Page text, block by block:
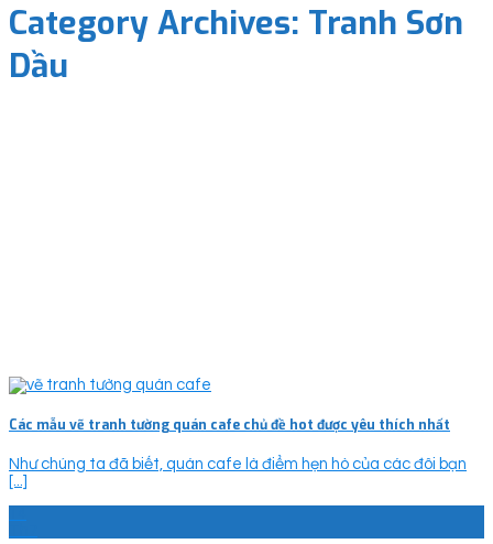
Category Archives: Tranh Sơn
Dầu
Các mẫu vẽ tranh tường quán cafe chủ đề hot được yêu thích nhất
Như chúng ta đã biết, quán cafe là điểm hẹn hò của các đôi bạn
[...]